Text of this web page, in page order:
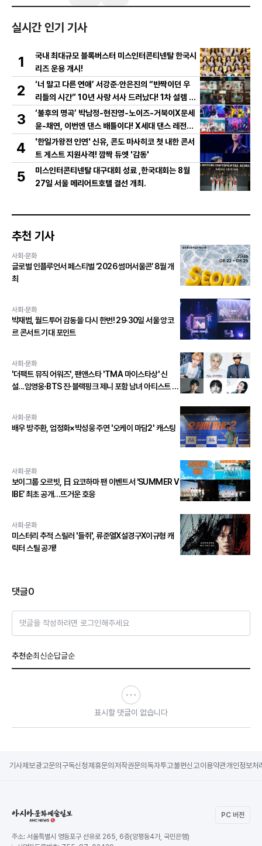
실시간 인기 기사
1
국내 최대규모 블록버스터 미스인터콘티넨탈 한국시
리즈 운용 개시!
2
‘너 말고 다른 연애’ 서강준·안은진의 “반짝이던 우
리들의 시간” 10년 사랑 서사 드러났다! 1차 설렘 티
저 영상 공개!
3
‘불후의 명곡’ 박남정-현진영-노이즈-거북이X문세
윤-채연, 이번엔 댄스 배틀이다! X세대 댄스 레전드
총출동! 댄스 본능 깨운다!
4
'한일가왕전 인연' 신유, 콘도 마사히코 첫 내한 콘서
트 게스트 지원사격! 깜짝 듀엣 '감동'
5
미스인터콘티넨탈 대구대회 성료 ,한국대회는 8월
27일 서울 메리어트호텔 결선 개최.
추천 기사
사회·문화
글로벌 인플루언서 페스티벌 ‘2026 썸머서울콘’ 8월 개
최
사회·문화
박재범, 월드투어 감동을 다시 한번! 29·30일 서울 앙코
르 콘서트 기대 포인트
사회·문화
'더팩트 뮤직 어워즈', 팬앤스타 'TMA 마이스타상' 신
설...임영웅∙BTS 진∙블랙핑크 제니 포함 남녀 아티스트 상
사회·문화
배우 방주환, 엄정화×박성웅 주연 '오케이 마담2' 캐스팅
사회·문화
보이그룹 오르빗, 日 요코하마 팬 이벤트서 ‘SUMMER V
IBE’ 최초 공개…뜨거운 호응
사회·문화
미스터리 추적 스릴러 '들쥐', 류준열X설경구X이규형 캐
릭터 스틸 공개!
댓글0
댓글을 작성하려면 로그인해주세요
추천순최신순답글순
표시할 댓글이 없습니다
기사제보광고문의 구독신청제휴문의 저작권문의 독자투고불편신고이용약관개인정보처
PC 버전
주소: 서울특별시 영등포구 선유로 265, 6층(양평동4가, 국민은행)